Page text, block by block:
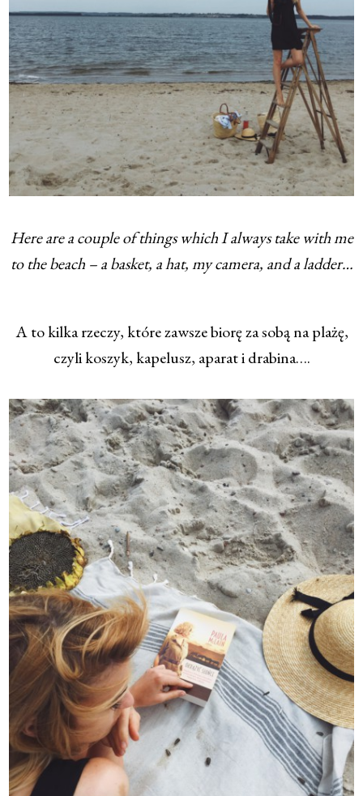
Here are a couple of things which I always take with me
to the beach – a basket, a hat, my camera, and a ladder…
A to kilka rzeczy, które zawsze biorę za sobą na plażę,
czyli koszyk, kapelusz, aparat i drabina….